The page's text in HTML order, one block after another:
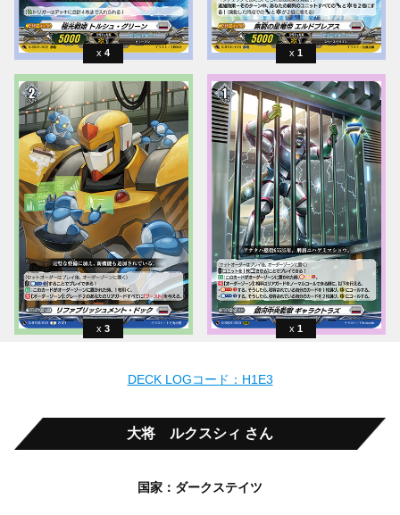
4 1
3 1
DECK LOGコード：H1E3
大将 ルクスシィ さん
国家：ダークステイツ